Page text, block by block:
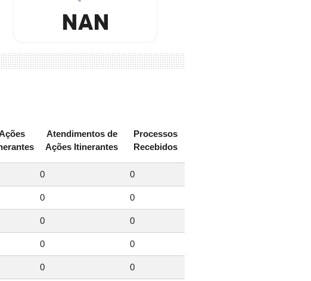
NaN
Atendimentos de
Ações Itinerantes
Processos
Recebidos
0 0
0 0
0 0
0 0
0 0